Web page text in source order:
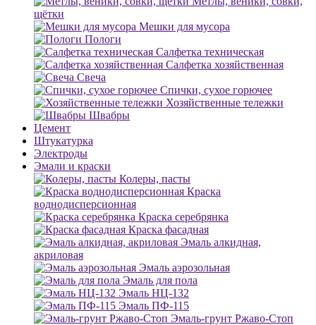
щётки
Мешки для мусора
Пологи
Салфетка техническая
Салфетка хозяйственная
Свеча
Спички, сухое горючее
Хозяйственные тележки
Швабры
Цемент
Штукатурка
Электроды
Эмали и краски
Колеры, пасты
Краска
воднодисперсионная
Краска серебрянка
Краска фасадная
Эмаль алкидная,
акриловая
Эмаль аэрозольная
Эмаль для пола
Эмаль НЦ-132
Эмаль ПФ-115
Эмаль-грунт Ржаво-Стоп